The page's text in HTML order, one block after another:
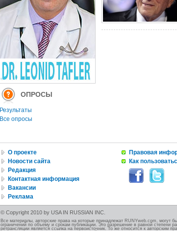
ОПРОСЫ
Результаты
Все опросы
О проекте
Новости сайта
Редакция
Контактная информация
Вакансии
Реклама
Правовая
Как
© Copyright 2010 by USA IN RUSSIAN INC.
Все материалы, авторские права на которые принадлежат RUNYweb.com, могут
ограничений по объему и срокам публикации. Это разрешение в равной степени
ретрансляции является ссылка на первоисточник. То же относится к авторским